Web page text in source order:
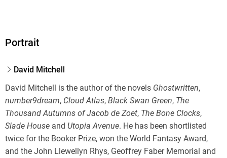
Portrait
David Mitchell
David Mitchell is the author of the novels Ghostwritten,
number9dream, Cloud Atlas, Black Swan Green, The
Thousand Autumns of Jacob de Zoet, The Bone Clocks,
Slade Houseand Utopia Avenue. He has been shortlisted
twice for the Booker Prize, won the World Fantasy Award,
and the John Llewellyn Rhys, Geoffrey Faber Memorial and